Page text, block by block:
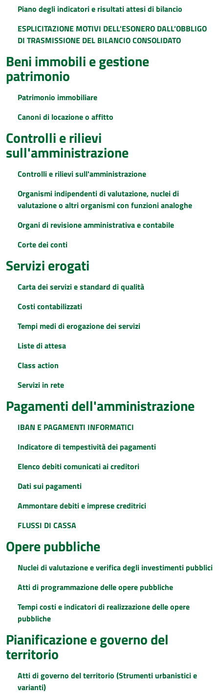
Piano degli indicatori e risultati attesi di bilancio
ESPLICITAZIONE MOTIVI DELL'ESONERO DALL'OBBLIGO
DI TRASMISSIONE DEL BILANCIO CONSOLIDATO
Beni immobili e gestione
patrimonio
Patrimonio immobiliare
Canoni di locazione o affitto
Controlli e rilievi
sull'amministrazione
Controlli e rilievi sull'amministrazione
Organismi indipendenti di valutazione, nuclei di
valutazione o altri organismi con funzioni analoghe
Organi di revisione amministrativa e contabile
Corte dei conti
Servizi erogati
Carta dei servizi e standard di qualità
Costi contabilizzati
Tempi medi di erogazione dei servizi
Liste di attesa
Class action
Servizi in rete
Pagamenti dell'amministrazione
IBAN E PAGAMENTI INFORMATICI
Indicatore di tempestività dei pagamenti
Elenco debiti comunicati ai creditori
Dati sui pagamenti
Ammontare debiti e imprese creditrici
FLUSSI DI CASSA
Opere pubbliche
Nuclei di valutazione e verifica degli investimenti pubblici
Atti di programmazione delle opere pubbliche
Tempi costi e indicatori di realizzazione delle opere
pubbliche
Pianificazione e governo del
territorio
Atti di governo del territorio (Strumenti urbanistici e
varianti)